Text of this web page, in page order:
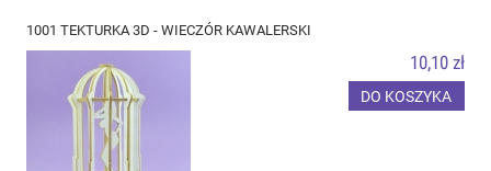
1001 TEKTURKA 3D - WIECZÓR KAWALERSKI
10,10 zł
DO KOSZYKA